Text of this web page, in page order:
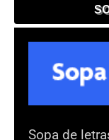
Sopa de